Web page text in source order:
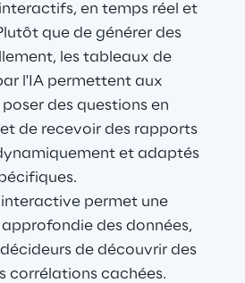
en temps réel et
que de générer des
les tableaux de
l'IA permettent aux
des questions en
de recevoir des rapports
et adaptés
permet une
des données,
de découvrir des
corrélations cachées.